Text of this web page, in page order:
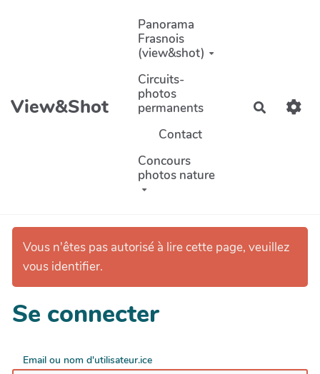
Aller au contenu principal
View&Shot
Panorama
Frasnois
(view&shot)
Circuits-
photos
permanents
Contact
Concours
photos nature
Vous n'êtes pas autorisé à lire cette page, veuillez
vous identifier.
Se connecter
Email ou nom d'utilisateur.ice